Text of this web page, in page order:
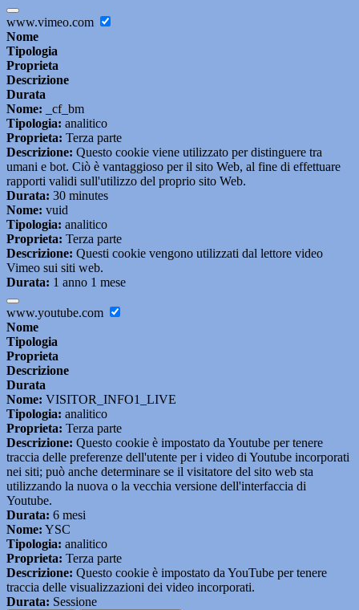
www.vimeo.com
Nome
Tipologia
Proprieta
Descrizione
Durata
Nome: _cf_bm
Tipologia: analitico
Proprieta: Terza parte
Descrizione: Questo cookie viene utilizzato per distinguere tra
umani e bot. Ciò è vantaggioso per il sito Web, al fine di effettuare
rapporti validi sull'utilizzo del proprio sito Web.
Durata: 30 minutes
Nome: vuid
Tipologia: analitico
Proprieta: Terza parte
Descrizione: Questi cookie vengono utilizzati dal lettore video
Vimeo sui siti web.
Durata: 1 anno 1 mese
www.youtube.com
Nome
Tipologia
Proprieta
Descrizione
Durata
Nome: VISITOR_INFO1_LIVE
Tipologia: analitico
Proprieta: Terza parte
Descrizione: Questo cookie è impostato da Youtube per tenere
traccia delle preferenze dell'utente per i video di Youtube incorporati
nei siti; può anche determinare se il visitatore del sito web sta
utilizzando la nuova o la vecchia versione dell'interfaccia di
Youtube.
Durata: 6 mesi
Nome: YSC
Tipologia: analitico
Proprieta: Terza parte
Descrizione: Questo cookie è impostato da YouTube per tenere
traccia delle visualizzazioni dei video incorporati.
Durata: Sessione